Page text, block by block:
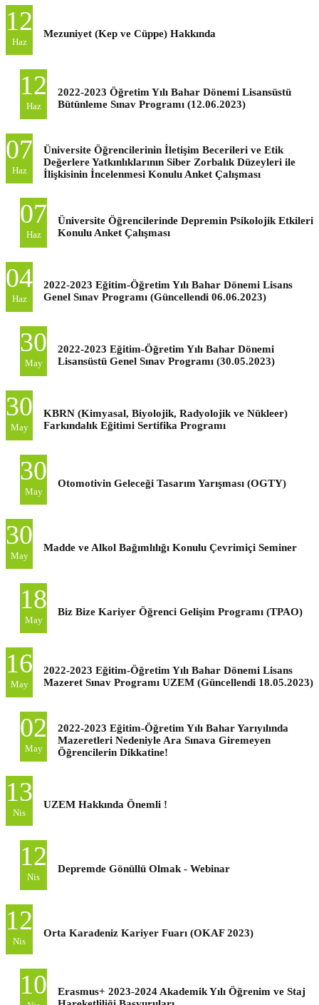
12
Haz
Mezuniyet (Kep ve Cüppe) Hakkında
12
Haz
2022-2023 Öğretim Yılı Bahar Dönemi Lisansüstü
Bütünleme Sınav Programı (12.06.2023)
07
Haz
Üniversite Öğrencilerinin İletişim Becerileri ve Etik
Değerlere Yatkınlıklarının Siber Zorbalık Düzeyleri ile
İlişkisinin İncelenmesi Konulu Anket Çalışması
07
Haz
Üniversite Öğrencilerinde Depremin Psikolojik Etkileri
Konulu Anket Çalışması
04
Haz
2022-2023 Eğitim-Öğretim Yılı Bahar Dönemi Lisans
Genel Sınav Programı (Güncellendi 06.06.2023)
30
May
2022-2023 Eğitim-Öğretim Yılı Bahar Dönemi
Lisansüstü Genel Sınav Programı (30.05.2023)
30
May
KBRN (Kimyasal, Biyolojik, Radyolojik ve Nükleer)
Farkındalık Eğitimi Sertifika Programı
30
May
Otomotivin Geleceği Tasarım Yarışması (OGTY)
30
May
Madde ve Alkol Bağımlılığı Konulu Çevrimiçi Seminer
18
May
Biz Bize Kariyer Öğrenci Gelişim Programı (TPAO)
16
May
2022-2023 Eğitim-Öğretim Yılı Bahar Dönemi Lisans
Mazeret Sınav Programı UZEM (Güncellendi 18.05.2023)
02
May
2022-2023 Eğitim-Öğretim Yılı Bahar Yarıyılında
Mazeretleri Nedeniyle Ara Sınava Giremeyen
Öğrencilerin Dikkatine!
13
Nis
UZEM Hakkında Önemli !
12
Nis
Depremde Gönüllü Olmak - Webinar
12
Nis
Orta Karadeniz Kariyer Fuarı (OKAF 2023)
10
Erasmus+ 2023-2024 Akademik Yılı Öğrenim ve Staj